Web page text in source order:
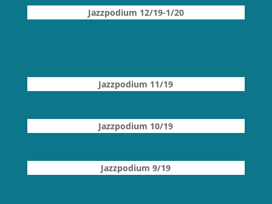
Jazzpodium 12/19-1/20
Jazzpodium 11/19
Jazzpodium 10/19
Jazzpodium 9/19